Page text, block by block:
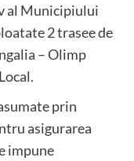
al Municipiului
2 trasee de
– Olimp
prin
asigurarea
impune